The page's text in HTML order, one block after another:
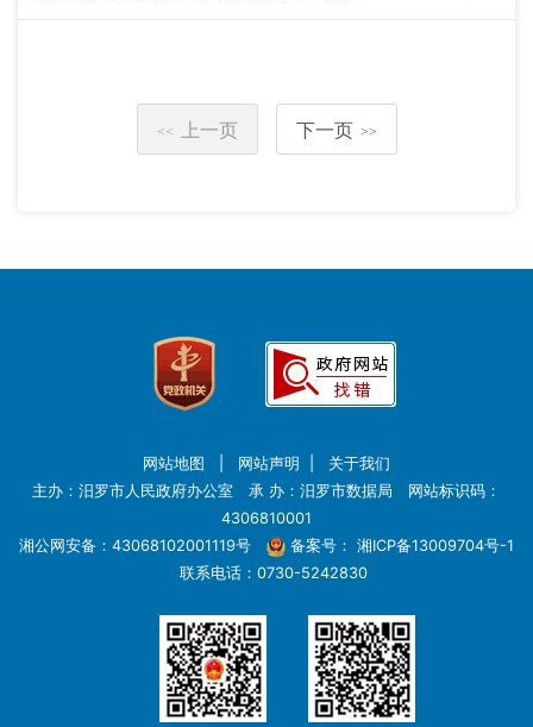
<< 上一页 下一页 >>
网站地图 网站声明
关于我们
主办：汨罗市人民政府办公室 承 办：汨罗市数据局 网站标识码：
4306810001
湘公网安备：43068102001119号
备案号： 湘ICP备13009704号-1
联系电话：0730-5242830